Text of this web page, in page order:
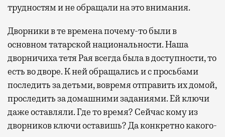
трудностям и не обращали на это внимания.
Дворники в те времена почему-то были в
основном татарской национальности. Наша
дворничиха тетя Рая всегда была в доступности, то
есть во дворе. К ней обращались и с просьбами
последить за детьми, вовремя отправить их домой,
проследить за домашними заданиями. Ей ключи
даже оставляли. Где то время? Сейчас кому из
дворников ключи оставишь? Да конкретно какого-